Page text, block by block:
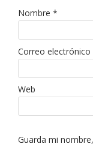
Nombre *
Correo electrónico
Web
Guarda mi